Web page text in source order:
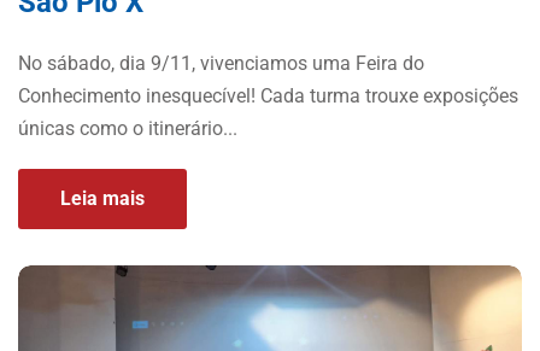
No sábado, dia 9/11, vivenciamos uma Feira do
Conhecimento inesquecível! Cada turma trouxe exposições
únicas como o itinerário...
Leia mais